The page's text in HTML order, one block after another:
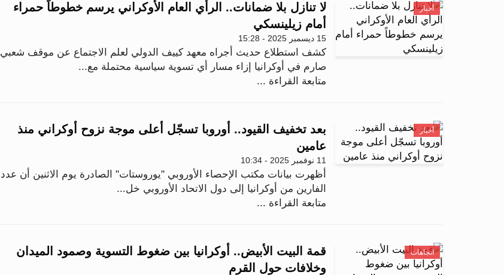
أخبار
لا تنازل بلا ضمانات.. الرأي العام الأوكراني يرسم خطوطاً حمراء
أمام زيلينسكي
15 ديسمبر 2025 - 15:28
كشف استطلاع حديث أجراه معهد كييف الدولي لعلم الاجتماع عن موقف شعبي
صارم في أوكرانيا إزاء مسار أي تسوية سياسية محتملة مع...
متابعة القراءة ...
أخبار
بعد تخفيف القيود.. أوروبا تسجّل أعلى موجة نزوح أوكراني منذ
عامين
11 نوفمبر 2025 - 10:34
أظهرت بيانات مكتب الإحصاء الأوروبي "يوروستات" الصادرة يوم الاثنين أن عدد
الفارين من أوكرانيا إلى دول الاتحاد الأوروبي خل...
متابعة القراءة ...
اتجاهات
قمة البيت الأبيض.. أوكرانيا بين ضغوط التسوية وصمود الميدان
وخلافات حول القرم